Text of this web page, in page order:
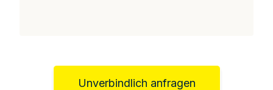
Unverbindlich anfragen